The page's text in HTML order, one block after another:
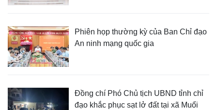
Phiên họp thường kỳ của Ban Chỉ đạo
An ninh mạng quốc gia
Đồng chí Phó Chủ tịch UBND tỉnh chỉ
đạo khắc phục sạt lở đất tại xã Muổi